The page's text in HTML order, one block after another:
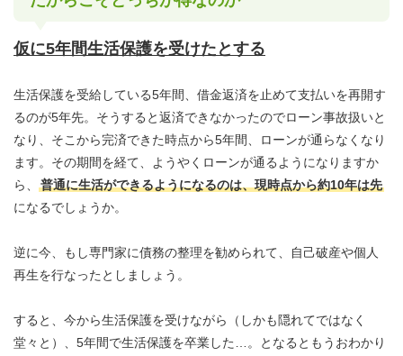
仮に5年間生活保護を受けたとする
生活保護を受給している5年間、借金返済を止めて支払いを再開す
るのが5年先。そうすると返済できなかったのでローン事故扱いと
なり、そこから完済できた時点から5年間、ローンが通らなくなり
ます。その期間を経て、ようやくローンが通るようになりますか
ら、
普通に生活ができるようになるのは、現時点から約10年は先
になるでしょうか。
逆に今、もし専門家に債務の整理を勧められて、自己破産や個人
再生を行なったとしましょう。
すると、今から生活保護を受けながら（しかも隠れてではなく
堂々と）、5年間で生活保護を卒業した…。となるともうおわかり